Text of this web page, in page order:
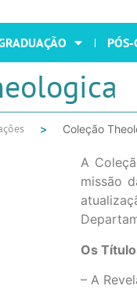
PÓS-
Coleção
A
missão
Os
– A